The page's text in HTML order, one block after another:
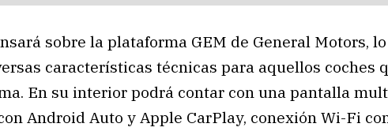
sobre la plataforma GEM de General Motors,
características técnicas para aquellos coches
En su interior podrá contar con una pantalla
Android Auto y Apple CarPlay, conexión Wi-Fi